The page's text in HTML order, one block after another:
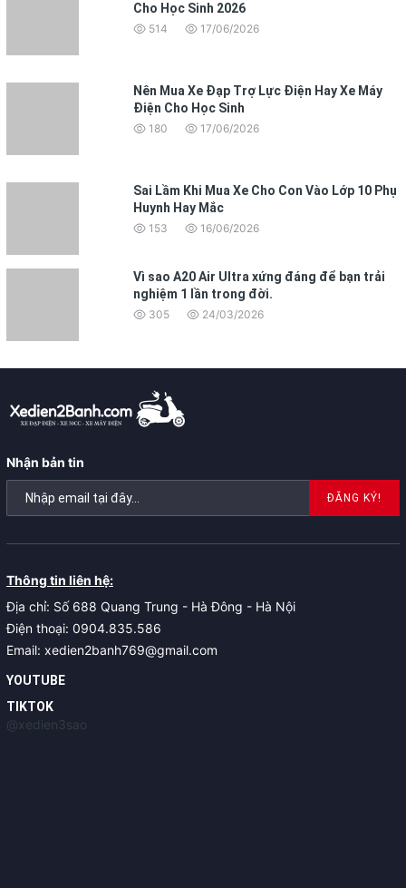
Cho Học Sinh 2026
514 17/06/2026
Nên Mua Xe Đạp Trợ Lực Điện Hay Xe Máy
Điện Cho Học Sinh
180 17/06/2026
Sai Lầm Khi Mua Xe Cho Con Vào Lớp 10 Phụ
Huynh Hay Mắc
153 16/06/2026
Vì sao A20 Air Ultra xứng đáng để bạn trải
nghiệm 1 lần trong đời.
305 24/03/2026
Nhận bản tin
ĐĂNG KÝ!
Thông tin liên hệ:
Địa chỉ: Số 688 Quang Trung - Hà Đông - Hà Nội
Điện thoại: 0904.835.586
Email: xedien2banh769@gmail.com
YOUTUBE
TIKTOK
@xedien3sao